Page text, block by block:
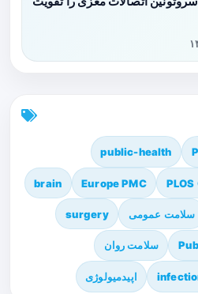
public-health
PLOS
Europe PMC
brain
سلامت عمومی surgery
سلامت روان
اپیدمیولوژی